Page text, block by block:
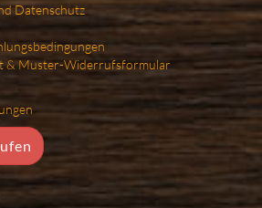
Datenschutz
& Muster-Widerrufsformular